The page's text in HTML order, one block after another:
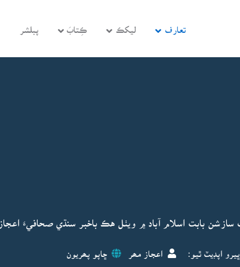
تعارف ليکڪ ڪِتابَ پبلشر
بابت اسلام آباد ۾ ويٺل هڪ باخبر سنڌي صحافيءَ اعجاز
اپڊيٽ ٿيو: اعجاز مھر ڇاپو پھريون